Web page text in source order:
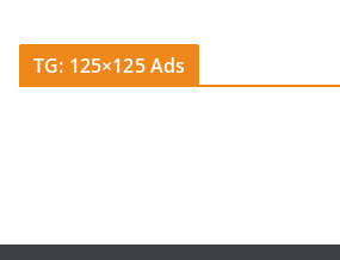
TG: 125×125 Ads